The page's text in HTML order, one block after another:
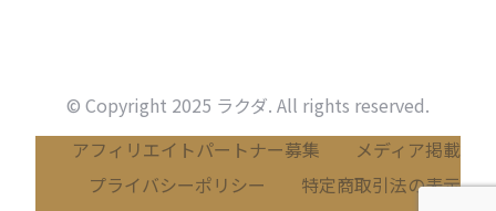
© Copyright 2025 ラクダ. All rights reserved.
アフィリエイトパートナー募集
メディア掲載
プライバシーポリシー
特定商取引法の表示